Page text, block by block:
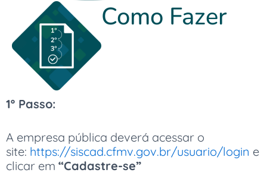
Como Fazer
1º Passo:
A empresa pública deverá acessar o
site: https://siscad.cfmv.gov.br/usuario/login e
clicar em “Cadastre-se”